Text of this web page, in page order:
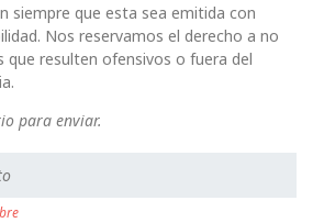
siempre que esta sea emitida con
Nos reservamos el derecho a no
que resulten ofensivos o fuera del
para enviar.